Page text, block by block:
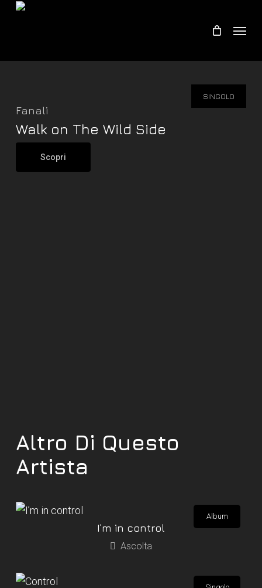
Skip
content
SINGOLO
Fanali
Walk on The Wild Side
Scopri
Altro Di Questo
Artista
Album
I’m in control
Ascolta